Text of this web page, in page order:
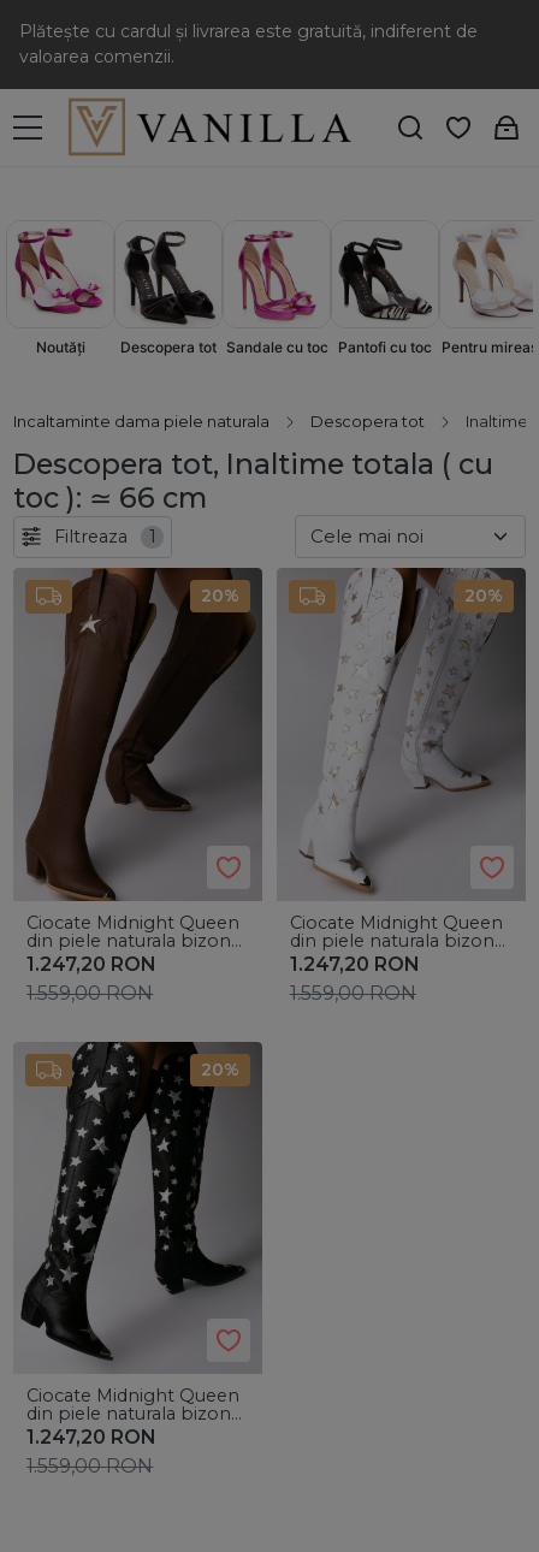
Plătește cu cardul și livrarea este gratuită, indiferent de
valoarea comenzii.
Noutăți Descopera tot Sandale cu toc Pantofi cu toc Pentru
Incaltaminte dama piele naturala Descopera tot Inaltime
Descopera tot, Inaltime totala ( cu
toc ): ≃ 66 cm
Filtreaza 1
20%
Ciocate Midnight Queen
din piele naturala bizon
maro si accesorii aurii
1.247,20 RON
1.559,00RON
20%
Ciocate Midnight Queen
din piele naturala bizon
alb si stelute aurii
1.247,20 RON
1.559,00RON
20%
Ciocate Midnight Queen
din piele naturala bizon
negru si stelute argintii
1.247,20 RON
1.559,00RON